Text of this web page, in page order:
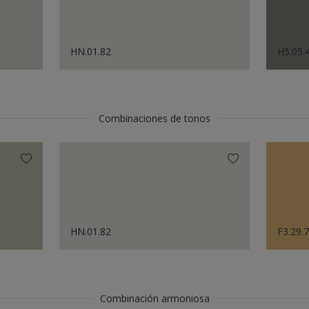
HN.01.82
Combinaciones de tonos
HN.01.82
Combinación armoniosa